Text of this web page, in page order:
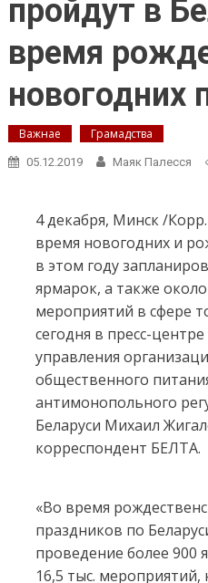
пройдут в
время
новогодних
Важнае Грамадства
05.12.2019 Маяк Палесся
4 декабря, Минск /
время новогодних и
в этом году
ярмарок, а также
мероприятий в сфере
сегодня в пресс-
управления
общественного
антимонопольного
Беларуси Михаил
корреспондент БЕЛТА.
«Во время
праздников по
проведение более 900
16,5 тыс.